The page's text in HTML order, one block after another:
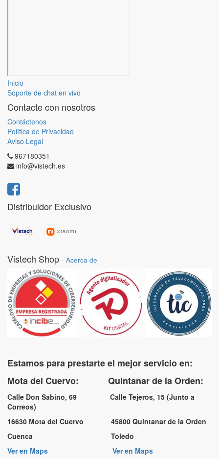
Inicio
Soporte de chat en vivo
Contacte con nosotros
Contáctenos
Política de Privacidad
Aviso Legal
967180351
info@vistech.es
Distribuidor Exclusivo
Vistech Shop - Acerca de
Estamos para prestarte el mejor servicio en:
Mota del Cuervo: Quintanar de la Orden:
Calle Don Sabino, 69 Calle Tejeros, 15 (Junto a
Correos)
16630 Mota del Cuervo 45800 Quintanar de la Orden
Cuenca Toledo
Ver en Maps
Ver en Maps